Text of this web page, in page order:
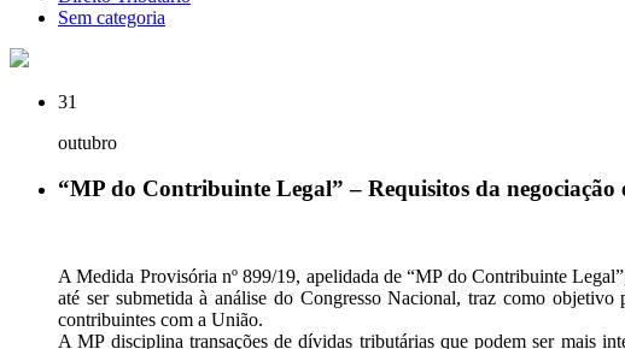
Sem categoria
31
outubro
“MP do Contribuinte Legal” – Requisitos da negociação
A Medida Provisória nº 899/19, apelidada de “MP do Contribuinte
até ser submetida à análise do Congresso Nacional, traz como
contribuintes com a União.
A MP disciplina transações de dívidas tributárias que podem ser mais